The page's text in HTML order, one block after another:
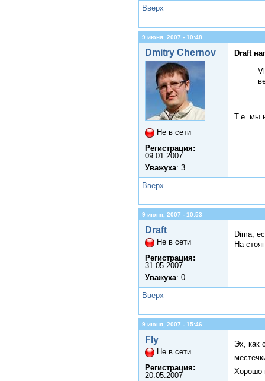
Вверх
9 июня, 2007 - 10:48
Dmitry Chernov
Не в сети
Регистрация:
09.01.2007
Уважуха: 3
Draft
Т.е. мы
Вверх
9 июня, 2007 - 10:53
Draft
Не в сети
Регистрация:
31.05.2007
Уважуха: 0
Dima,
На
Вверх
9 июня, 2007 - 15:46
Fly
Не в сети
Регистрация:
20.05.2007
Эх, как
Хорошо